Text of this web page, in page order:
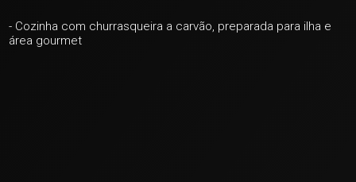
+ 44
- Cozinha com churrasqueira a carvão, preparada para ilha e
área gourmet